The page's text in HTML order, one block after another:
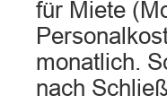
für Miete
monatlich.
nach